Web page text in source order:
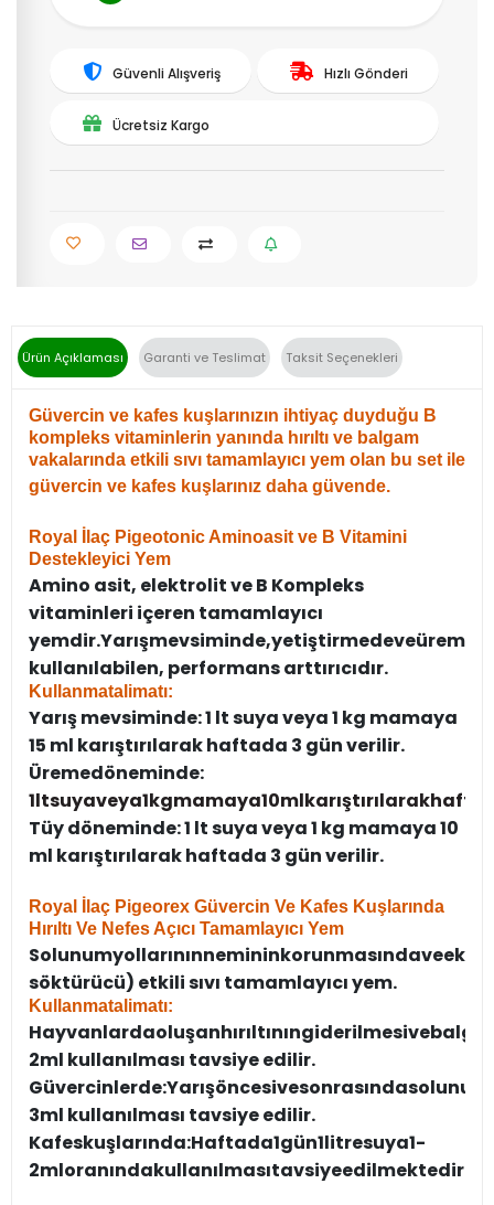
Güvenli Alışveriş Hızlı Gönderi
Ücretsiz Kargo
Ürün Açıklaması Garanti ve Teslimat Taksit Seçenekleri
Güvercin ve kafes kuşlarınızın ihtiyaç duyduğu B
kompleks vitaminlerin yanında hırıltı ve balgam
vakalarında etkili sıvı tamamlayıcı yem olan bu set ile
güvercin ve kafes kuşlarınız daha güvende.
Royal İlaç Pigeotonic Aminoasit ve B Vitamini
Destekleyici Yem
Amino asit, elektrolit ve B Kompleks
vitaminleri içeren tamamlayıcı
yemdir.Yarışmevsiminde,yetiştirmedeveüreme
kullanılabilen, performans arttırıcıdır.
Kullanmatalimatı:
Yarış mevsiminde: 1 lt suya veya 1 kg mamaya
15 ml karıştırılarak haftada 3 gün verilir.
Üremedöneminde:
1ltsuyaveya1kgmamaya10mlkarıştırılarak
Tüy döneminde: 1 lt suya veya 1 kg mamaya 10
ml karıştırılarak haftada 3 gün verilir.
Royal İlaç Pigeorex Güvercin Ve Kafes Kuşlarında
Hırıltı Ve Nefes Açıcı Tamamlayıcı Yem
Solunumyollarınınnemininkorunmasındave
söktürücü) etkili sıvı tamamlayıcı yem.
Kullanmatalimatı:
Hayvanlardaoluşanhırıltınıngiderilmesive
2ml kullanılması tavsiye edilir.
Güvercinlerde:Yarışöncesivesonrasındasolunum
3ml kullanılması tavsiye edilir.
Kafeskuşlarında:Haftada1gün1litresuya1-
2mloranındakullanılmasıtavsiyeedilmektedir.